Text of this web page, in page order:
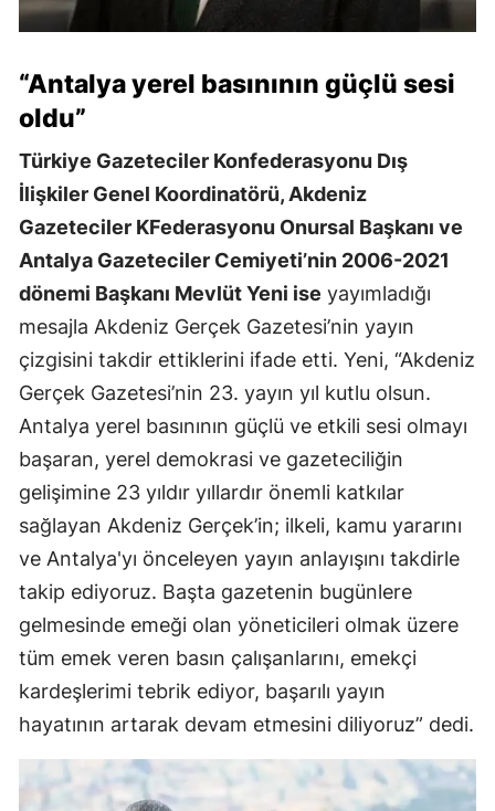
“Antalya yerel basınının güçlü sesi
oldu”
Türkiye Gazeteciler Konfederasyonu Dış
İlişkiler Genel Koordinatörü, Akdeniz
Gazeteciler KFederasyonu Onursal Başkanı ve
Antalya Gazeteciler Cemiyeti’nin 2006-2021
dönemi Başkanı Mevlüt Yeni ise yayımladığı
mesajla Akdeniz Gerçek Gazetesi’nin yayın
çizgisini takdir ettiklerini ifade etti. Yeni, “Akdeniz
Gerçek Gazetesi’nin 23. yayın yıl kutlu olsun.
Antalya yerel basınının güçlü ve etkili sesi olmayı
başaran, yerel demokrasi ve gazeteciliğin
gelişimine 23 yıldır yıllardır önemli katkılar
sağlayan Akdeniz Gerçek’in; ilkeli, kamu yararını
ve Antalya'yı önceleyen yayın anlayışını takdirle
takip ediyoruz. Başta gazetenin bugünlere
gelmesinde emeği olan yöneticileri olmak üzere
tüm emek veren basın çalışanlarını, emekçi
kardeşlerimi tebrik ediyor, başarılı yayın
hayatının artarak devam etmesini diliyoruz” dedi.